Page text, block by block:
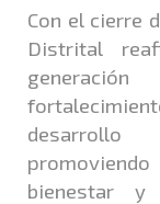
Con el cierre
Distrital
bienestar y